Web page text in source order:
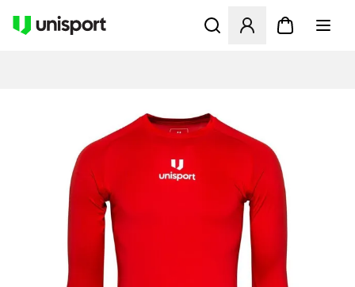
Åbner en Modal til at